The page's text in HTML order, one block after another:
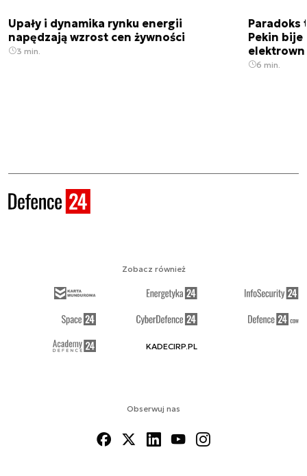
Upały i dynamika rynku energii
napędzają wzrost cen żywności
3 min.
Paradoks
Pekin bije
6 min.
Obserwuj nas
Zobacz również
KADECIRP.PL